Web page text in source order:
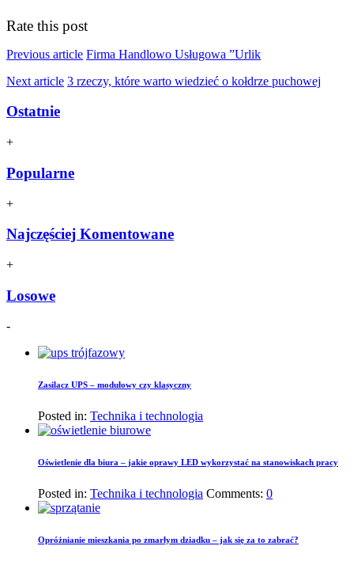
Rate this post
Previous article Firma Handlowo Usługowa ”Urlik
Next article 3 rzeczy, które warto wiedzieć o kołdrze puchowej
Ostatnie
+
Popularne
+
Najczęściej Komentowane
+
Losowe
-
Zasilacz UPS – modułowy czy klasyczny
Posted in: Technika i technologia
Oświetlenie dla biura – jakie oprawy LED wykorzystać na stanowiskach pracy
Posted in: Technika i technologia Comments: 0
Opróżnianie mieszkania po zmarłym dziadku – jak się za to zabrać?